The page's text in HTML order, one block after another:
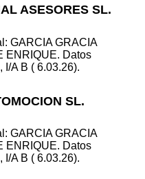
ASESORES SL.
GARCIA GRACIA
ENRIQUE. Datos
I/A B ( 6.03.26).
SL.
GARCIA GRACIA
ENRIQUE. Datos
I/A B ( 6.03.26).